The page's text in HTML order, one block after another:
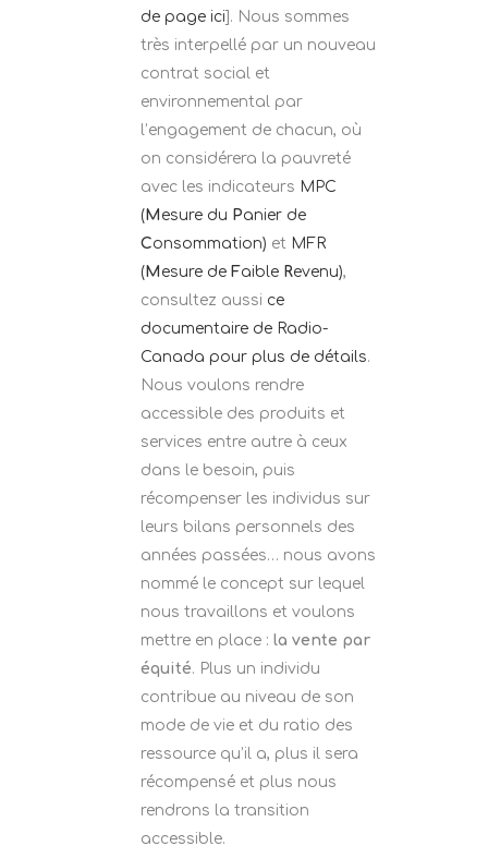
de page ici ]. Nous sommes
très interpellé par un nouveau
contrat social et
environnemental par
l’engagement de chacun, où
on considérera la pauvreté
avec les indicateurs MPC
(M esure du Panier de
Consommation) et MFR
(M esure de Faible Revenu),
consultez aussi ce
documentaire de Radio-
Canada pour plus de détails.
Nous voulons rendre
accessible des produits et
services entre autre à ceux
dans le besoin, puis
récompenser les individus sur
leurs bilans personnels des
années passées… nous avons
nommé le concept sur lequel
nous travaillons et voulons
mettre en place : la vente par
équité. Plus un individu
contribue au niveau de son
mode de vie et du ratio des
ressource qu’il a, plus il sera
récompensé et plus nous
rendrons la transition
accessible.